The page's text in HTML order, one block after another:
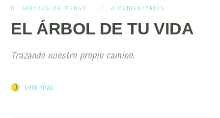
ABRAZOS DE EDUSO 0 COMENTARIOS
EL ÁRBOL DE TU VIDA
Trazando nuestro propio camino.
Leer Más